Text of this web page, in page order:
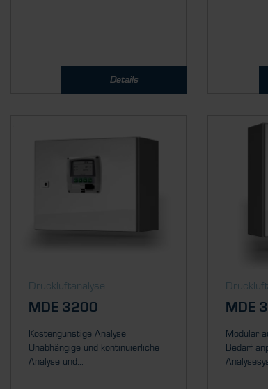
Details
Druckluftanalyse
MDE 3200
Kostengünstige Analyse
Unabhängige und kontinuierliche
Analyse und...
MDE
Modular
Bedarf